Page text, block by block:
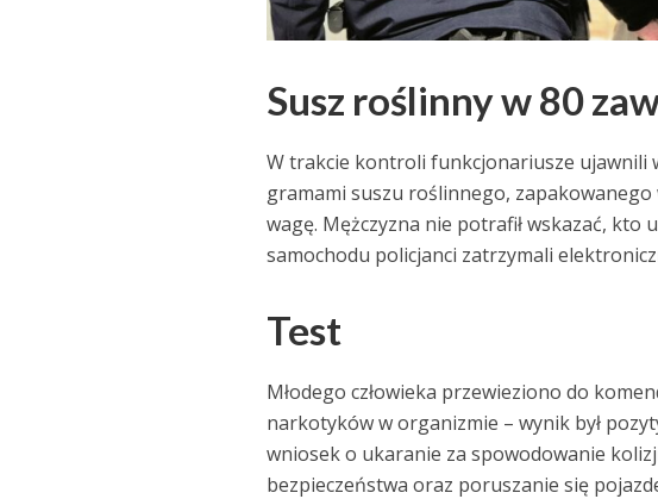
Susz roślinny w 80
W trakcie kontroli funkcjonariusze ujawnili
gramami suszu roślinnego,
wagę. Mężczyzna nie potrafił wskazać, kto
samochodu policjanci zatrzymali
Test
Młodego człowieka przewieziono do
narkotyków w organizmie – wynik był
wniosek o ukaranie za spowodowanie
bezpieczeństwa oraz poruszanie się